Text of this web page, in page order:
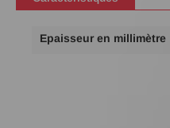
Plus
Epaisseur en millimètre